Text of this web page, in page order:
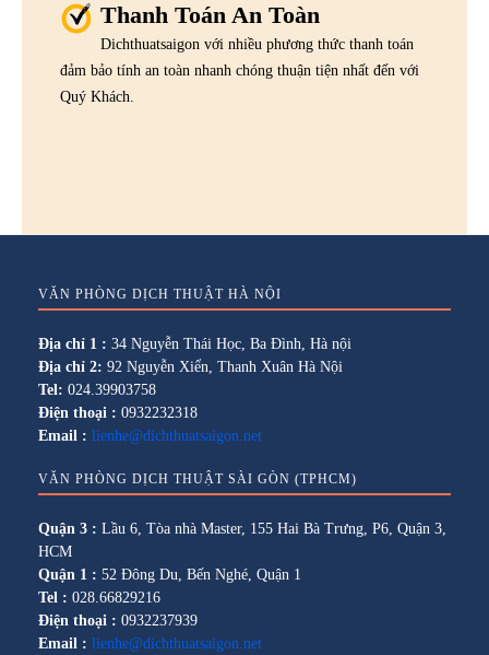
Thanh Toán An Toàn
Dichthuatsaigon với nhiều phương thức thanh toán
đảm bảo tính an toàn nhanh chóng thuận tiện nhất đến với
Quý Khách.
VĂN PHÒNG DỊCH THUẬT HÀ NỘI
Địa chỉ 1 : 34 Nguyễn Thái Học, Ba Đình, Hà nội
Địa chỉ 2: 92 Nguyễn Xiển, Thanh Xuân Hà Nội
Tel: 024.39903758
Điện thoại : 0932232318
Email : lienhe@dichthuatsaigon.net
VĂN PHÒNG DỊCH THUẬT SÀI GÒN (TPHCM)
Quận 3 : Lầu 6, Tòa nhà Master, 155 Hai Bà Trưng, P6, Quận 3,
HCM
Quận 1 : 52 Đông Du, Bến Nghé, Quận 1
Tel : 028.66829216
Điện thoại : 0932237939
Email : lienhe@dichthuatsaigon.net